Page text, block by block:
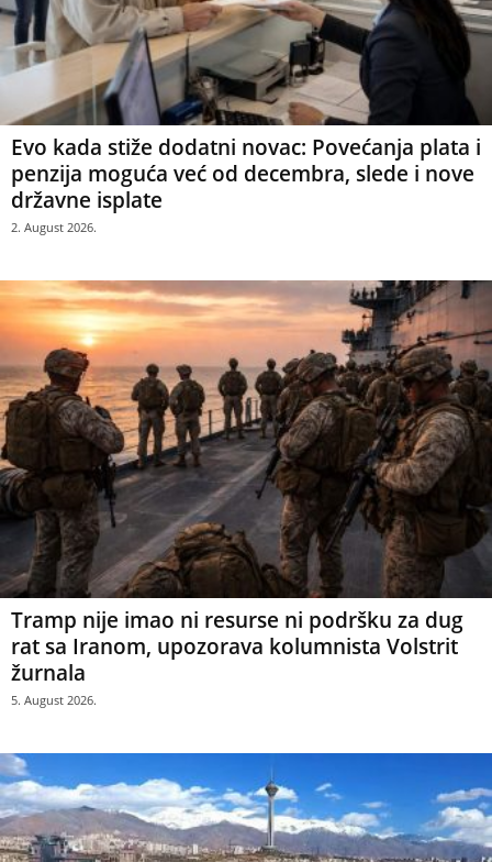
Evo kada stiže dodatni novac: Povećanja plata i
penzija moguća već od decembra, slede i nove
državne isplate
2. August 2026.
Tramp nije imao ni resurse ni podršku za dug
rat sa Iranom, upozorava kolumnista Volstrit
žurnala
5. August 2026.